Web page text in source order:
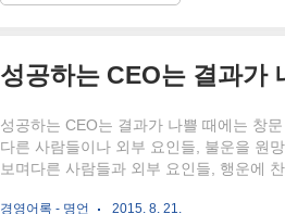
성공하는 CEO는 결과가 나쁠 때에는 창
다른 사람들이나 외부 요인들, 불운을 원
보며다른 사람들과 외부 요인들, 행운에
경영어록 - 명언 2015. 8. 21.